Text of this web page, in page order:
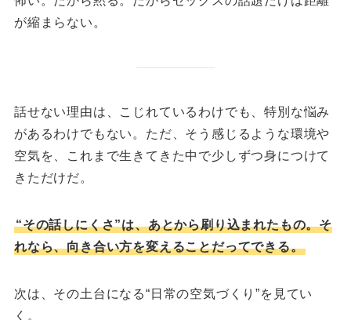
が縮まらない。
話せない理由は、こじれているわけでも、特別な悩み
があるわけでもない。 ただ、そう感じるような環境や
空気を、これまで生きてきた中で少しずつ身につけて
きただけだ。
“その話しにくさ”は、あとから刷り込まれたもの。そ
れなら、向き合い方を変えることだってできる。
次は、その土台になる“日常の空気づくり”を見てい
く。